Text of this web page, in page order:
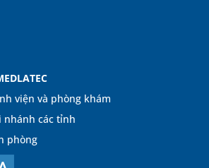
viện và phòng khám
nhánh các tỉnh
phòng